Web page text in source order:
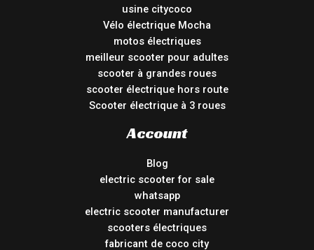
usine citycoco
Vélo électrique Mocha
motos électriques
meilleur scooter pour adultes
scooter à grandes roues
scooter électrique hors route
Scooter électrique à 3 roues
Account
Blog
electric scooter for sale
whatsapp
electric scooter manufacturer
scooters électriques
fabricant de coco city